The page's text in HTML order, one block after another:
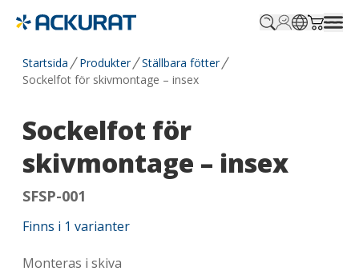
Startsida Produkter
Ställbara fötter
Sockelfot för skivmontage – insex
Sockelfot för
skivmontage – insex
SFSP-001
Finns i 1 varianter
Monteras i skiva